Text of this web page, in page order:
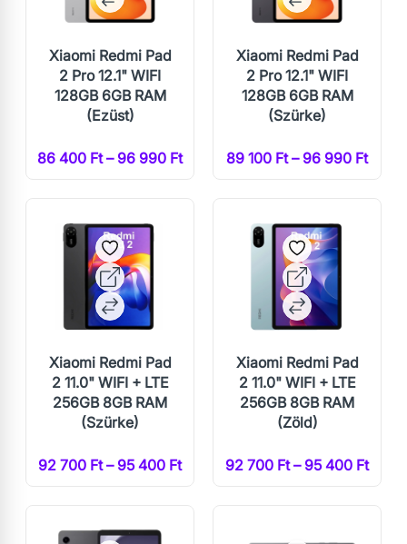
Xiaomi Redmi Pad
2 Pro 12.1" WIFI
128GB 6GB RAM
(Ezüst)
86 400 Ft – 96 990 Ft
Xiaomi Redmi Pad
2 Pro 12.1" WIFI
128GB 6GB RAM
(Szürke)
89 100 Ft – 96 990 Ft
Xiaomi Redmi Pad
2 11.0" WIFI + LTE
256GB 8GB RAM
(Szürke)
92 700 Ft – 95 400 Ft
Xiaomi Redmi Pad
2 11.0" WIFI + LTE
256GB 8GB RAM
(Zöld)
92 700 Ft – 95 400 Ft